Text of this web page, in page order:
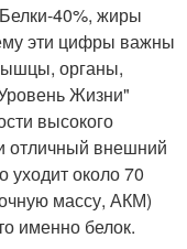
40%, жиры
эти цифры важны
органы,
Жизни"
высокого
отличный внешний
около 70
массу, АКМ)
именно белок.